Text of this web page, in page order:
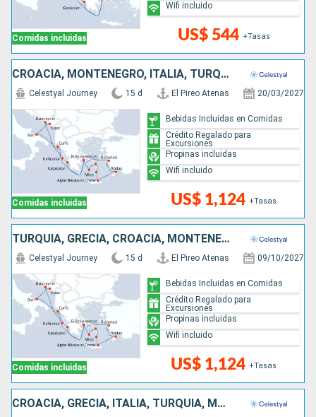
Comidas incluidas US$ 544 +Tasas
Wifi incluido
CROACIA, MONTENEGRO, ITALIA, TURQUÍA, GRECIA
Comidas incluidas
Celestyal Journey 15 d El Pireo Atenas 20/03/2027
US$ 1,124 +Tasas
Bebidas Incluidas en Comidas
Crédito Regalado para
Excursiones
Propinas incluidas
Wifi incluido
TURQUÍA, GRECIA, CROACIA, MONTENEGRO, ITALIA
Comidas incluidas
Celestyal Journey 15 d El Pireo Atenas 09/10/2027
US$ 1,124 +Tasas
Bebidas Incluidas en Comidas
Crédito Regalado para
Excursiones
Propinas incluidas
Wifi incluido
CROACIA, GRECIA, ITALIA, TURQUÍA, MONTENEGRO